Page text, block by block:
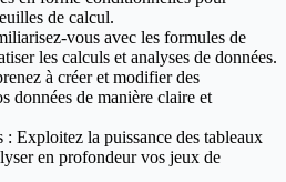
de calcul.
vous avec les formules de
les calculs et analyses de données.
à créer et modifier des
données de manière claire et
: Exploitez la puissance des tableaux
en profondeur vos jeux de